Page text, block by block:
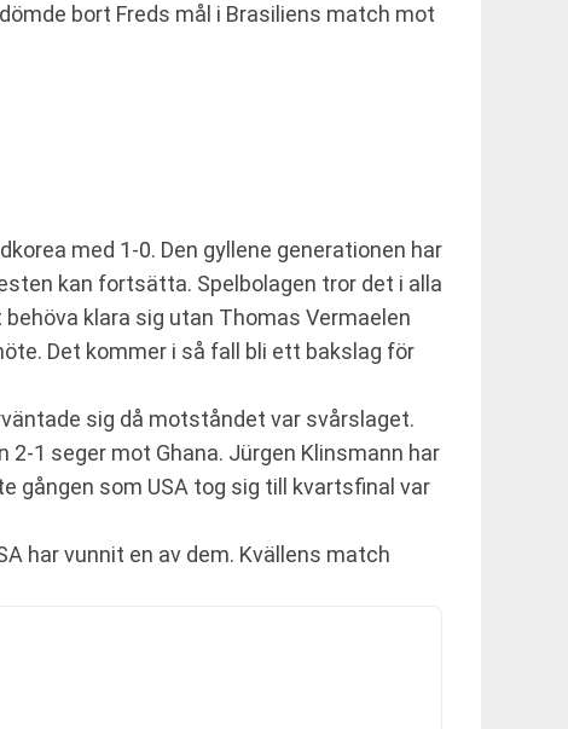
bort Freds mål i Brasiliens match mot
med 1-0. Den gyllene generationen har
kan fortsätta. Spelbolagen tror det i alla
klara sig utan Thomas Vermaelen
Det kommer i så fall bli ett bakslag för
sig då motståndet var svårslaget.
1 seger mot Ghana. Jürgen Klinsmann har
gången som USA tog sig till kvartsfinal var
har vunnit en av dem. Kvällens match